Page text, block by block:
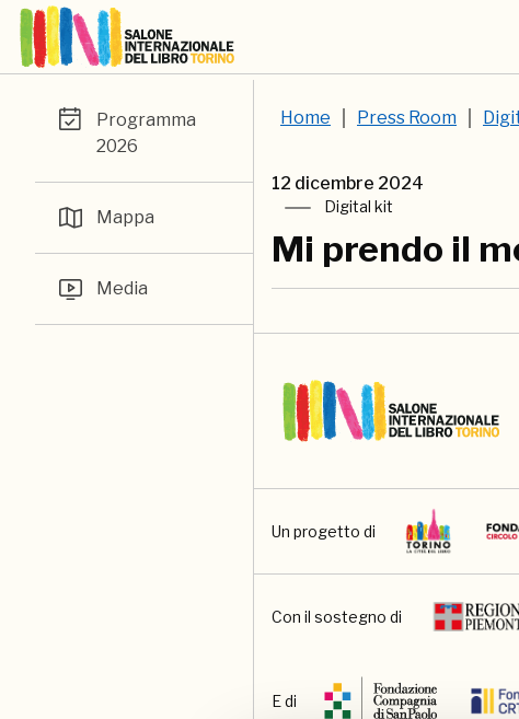
Programma
2026
Mappa
Media
Home Press Room
12 dicembre 2024
Digital kit
Mi prendo il
Un progetto di
Con il sostegno di
E di